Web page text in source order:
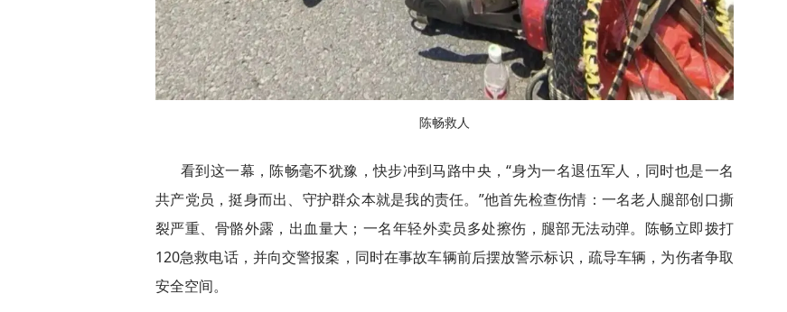
陈畅救人
看到这一幕，陈畅毫不犹豫，快步冲到马路中央，“身为一名退伍军人，同时也是一名
共产党员，挺身而出、守护群众本就是我的责任。”他首先检查伤情：一名老人腿部创口撕
裂严重、骨骼外露，出血量大；一名年轻外卖员多处擦伤，腿部无法动弹。陈畅立即拨打
120急救电话，并向交警报案，同时在事故车辆前后摆放警示标识，疏导车辆，为伤者争取
安全空间。